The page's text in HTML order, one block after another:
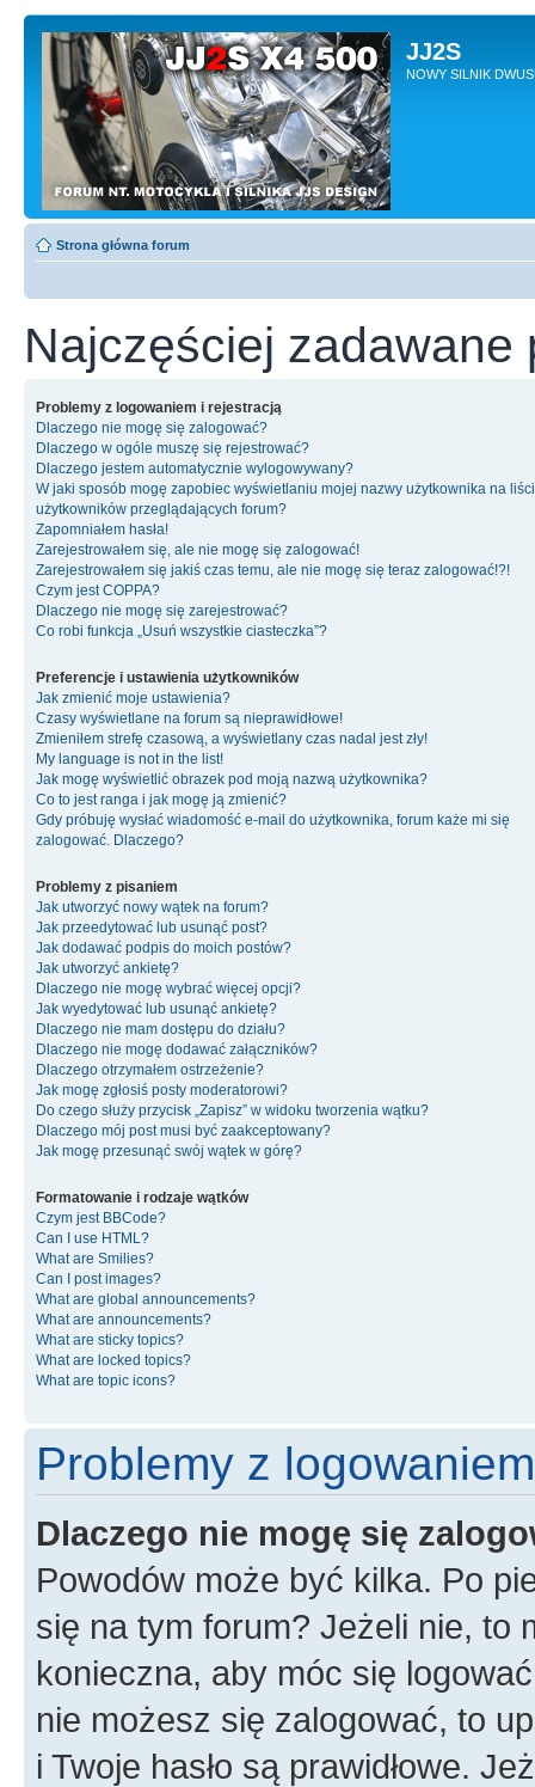
JJ2S
NOWY SILNIK
Strona główna forum
Najczęściej zadawane
Problemy z logowaniem i rejestracją
Dlaczego nie mogę się zalogować?
Dlaczego w ogóle muszę się rejestrować?
Dlaczego jestem automatycznie wylogowywany?
W jaki sposób mogę zapobiec wyświetlaniu mojej nazwy użytkownika na
użytkowników przeglądających forum?
Zapomniałem hasła!
Zarejestrowałem się, ale nie mogę się zalogować!
Zarejestrowałem się jakiś czas temu, ale nie mogę się teraz zalogować!?!
Czym jest COPPA?
Dlaczego nie mogę się zarejestrować?
Co robi funkcja „Usuń wszystkie ciasteczka”?
Preferencje i ustawienia użytkowników
Jak zmienić moje ustawienia?
Czasy wyświetlane na forum są nieprawidłowe!
Zmieniłem strefę czasową, a wyświetlany czas nadal jest zły!
My language is not in the list!
Jak mogę wyświetlić obrazek pod moją nazwą użytkownika?
Co to jest ranga i jak mogę ją zmienić?
Gdy próbuję wysłać wiadomość e-mail do użytkownika, forum każe mi się
zalogować. Dlaczego?
Problemy z pisaniem
Jak utworzyć nowy wątek na forum?
Jak przeedytować lub usunąć post?
Jak dodawać podpis do moich postów?
Jak utworzyć ankietę?
Dlaczego nie mogę wybrać więcej opcji?
Jak wyedytować lub usunąć ankietę?
Dlaczego nie mam dostępu do działu?
Dlaczego nie mogę dodawać załączników?
Dlaczego otrzymałem ostrzeżenie?
Jak mogę zgłosiś posty moderatorowi?
Do czego służy przycisk „Zapisz” w widoku tworzenia wątku?
Dlaczego mój post musi być zaakceptowany?
Jak mogę przesunąć swój wątek w górę?
Formatowanie i rodzaje wątków
Czym jest BBCode?
Can I use HTML?
What are Smilies?
Can I post images?
What are global announcements?
What are announcements?
What are sticky topics?
What are locked topics?
What are topic icons?
Problemy z
Dlaczego nie mogę się
Powodów może być kilka. Po
się na tym forum? Jeżeli nie, to
konieczna, aby móc się
nie możesz się zalogować, to
i Twoje hasło są prawidłowe.